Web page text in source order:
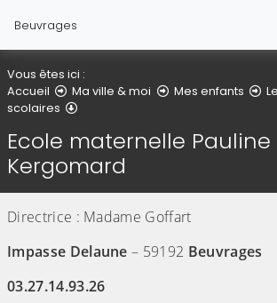
Beuvrages
Vous êtes ici :
Accueil
Ma ville & moi Mes enfants
scolaires
Ecole maternelle Pauline
Kergomard
Directrice : Madame Goffart
Impasse Delaune – 59192 Beuvrages
03.27.14.93.26